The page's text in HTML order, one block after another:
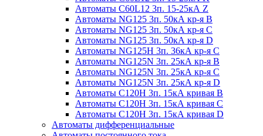
Автоматы C60L12 3п. 15-25кА Z
Автоматы NG125 3п. 50кА кр-я B
Автоматы NG125 3п. 50кА кр-я C
Автоматы NG125 3п. 50кА кр-я D
Автоматы NG125H 3п. 36кА кр-я C
Автоматы NG125N 3п. 25кА кр-я B
Автоматы NG125N 3п. 25кА кр-я C
Автоматы NG125N 3п. 25кА кр-я D
Автоматы С120Н 3п. 15кА кривая B
Автоматы С120Н 3п. 15кА кривая C
Автоматы С120Н 3п. 15кА кривая D
Автоматы дифференциальные